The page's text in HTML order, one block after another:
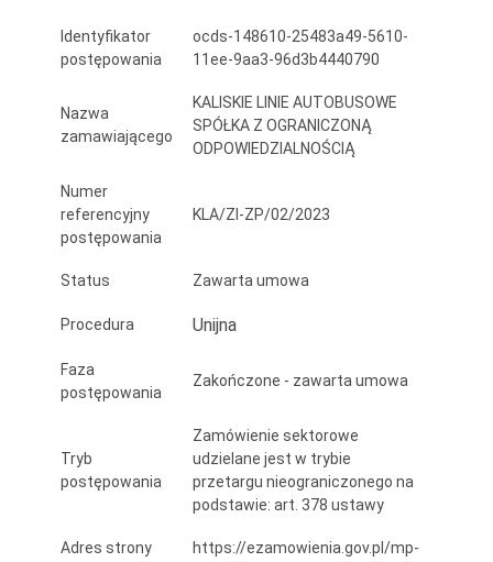
LINII
AUTOBUSOWYCH
SP.
Identyfikator
postępowania
ocds-148610-25483a49-5610-
11ee-9aa3-96d3b4440790
Nazwa
zamawiającego
KALISKIE LINIE AUTOBUSOWE
SPÓŁKA Z OGRANICZONĄ
ODPOWIEDZIALNOŚCIĄ
Numer
referencyjny
postępowania
KLA/ZI-ZP/02/2023
Status Zawarta umowa
Procedura Unijna
Faza
postępowania
Zakończone - zawarta umowa
Tryb
postępowania
Zamówienie sektorowe
udzielane jest w trybie
przetargu nieograniczonego na
podstawie: art. 378 ustawy
Adres strony https://ezamowienia.gov.pl/mp-